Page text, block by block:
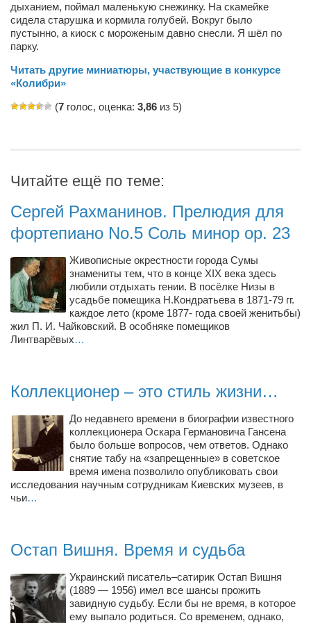
Актёры
Александра Сокол
Игорь Добровольский
Оксана Скоробагатская
Евгений Полюхович
Ольга Чикина
Бизнес-партнёры
Здоровье
городская клиническая больница №4
Оптика — Медтехника
Тенториум -центр независимых дистрибьюторов
Кафе, клубы, рестораны
Магазины
«Книголюб» — супермаркет
Багетный двор
дыханием, поймал маленькую снежинку. На скамейке
сидела старушка и кормила голубей. Вокруг было
пустынно, а киоск с мороженым давно снесли. Я шёл по
парку.
Читать другие миниатюры, участвующие в конкурсе
«Колибри»
(7 голос, оценка: 3,86 из 5)
Читайте ещё по теме:
Сергей Рахманинов. Прелюдия для
фортепиано No.5 Соль минор op. 23
Живописные окрестности города Сумы
знамениты тем, что в конце XIX века здесь
любили отдыхать гении. В посёлке Низы в
усадьбе помещика Н.Кондратьева в 1871-79 гг.
каждое лето (кроме 1877- года своей женитьбы)
жил П. И. Чайковский. В особняке помещиков
Линтварёвых…
Коллекционер – это стиль жизни…
До недавнего времени в биографии известного
коллекционера Оскара Германовича Гансена
было больше вопросов, чем ответов. Однако
снятие табу на «запрещенные» в советское
время имена позволило опубликовать свои
исследования научным сотрудникам Киевских музеев, в
чьи…
Остап Вишня. Время и судьба
Украинский писатель–сатирик Остап Вишня
(1889 — 1956) имел все шансы прожить
завидную судьбу. Если бы не время, в которое
ему выпало родиться. Со временем, однако,